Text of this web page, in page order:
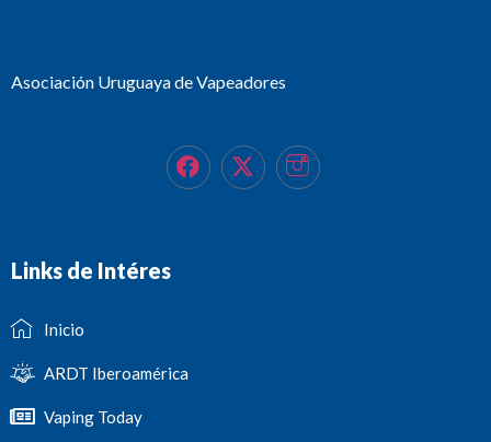
Asociación Uruguaya de Vapeadores
Links de Intéres
Inicio
ARDT Iberoamérica
Vaping Today